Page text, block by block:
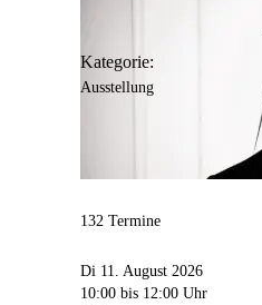
Kategorie:
Ausstellung
132 Termine
Di 11. August 2026
10:00 bis 12:00 Uhr